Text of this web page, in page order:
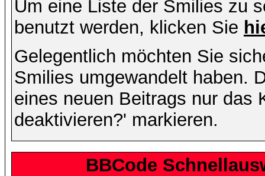
Um eine Liste der Smilies zu
benutzt werden, klicken Sie
Gelegentlich möchten Sie
Smilies umgewandelt haben.
eines neuen Beitrags nur das
deaktivieren?' markieren.
BBCode